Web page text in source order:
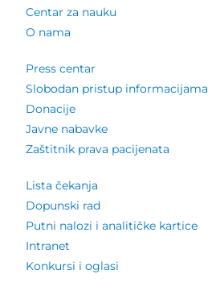
Centar za nauku
O nama
Press centar
Slobodan pristup informacijama
Donacije
Javne nabavke
Zaštitnik prava pacijenata
Lista čekanja
Dopunski rad
Putni nalozi i analitičke kartice
Intranet
Konkursi i oglasi